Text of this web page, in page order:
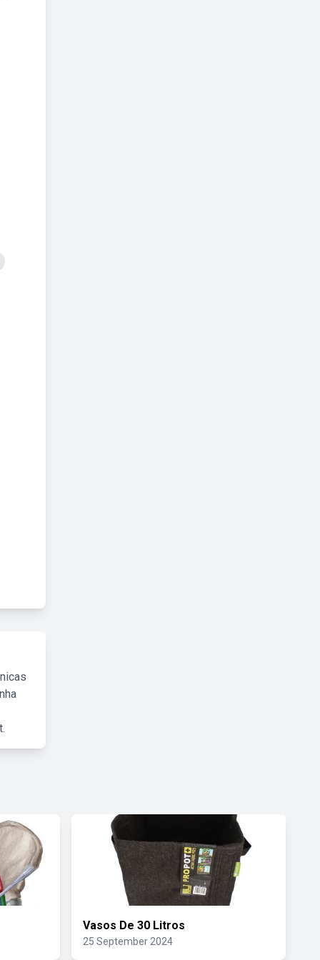
Vasos De 30 Litros
25 September 2024